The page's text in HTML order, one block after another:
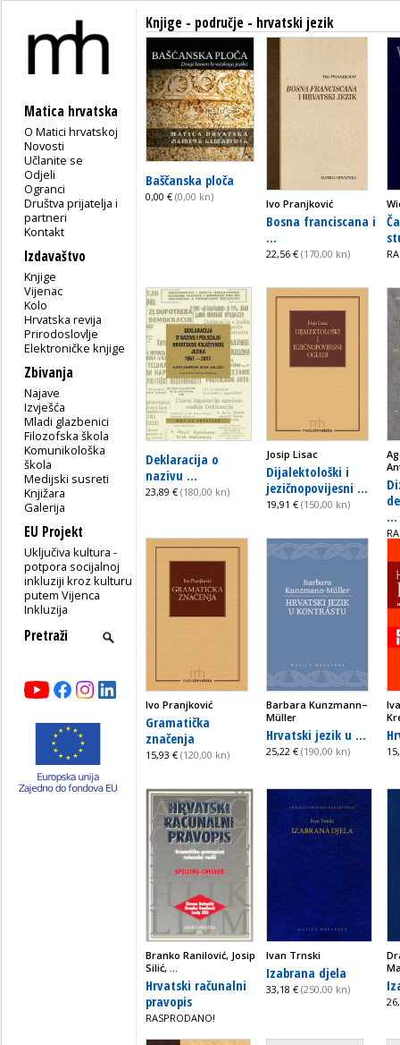
Matica hrvatska
O Matici hrvatskoj
Novosti
Učlanite se
Odjeli
Ogranci
Društva prijatelja i
partneri
Kontakt
Izdavaštvo
Knjige
Vijenac
Kolo
Hrvatska revija
Prirodoslovlje
Elektroničke knjige
Zbivanja
Najave
Izvješća
Mladi glazbenici
Filozofska škola
Komunikološka
škola
Medijski susreti
Knjižara
Galerija
EU Projekt
Uključiva kultura -
potpora socijalnoj
inkluziji kroz kulturu
putem Vijenca
Inkluzija
Knjige - područje - hrvatski jezik
Baščanska ploča
0,00 € (0,00 kn)
Ivo Pranjković
Bosna franciscana i
...
22,56 € (170,00 kn)
Deklaracija o
nazivu ...
23,89 € (180,00 kn)
Josip Lisac
Dijalektološki i
jezičnopovijesni ...
19,91 € (150,00 kn)
...
Ivo Pranjković
Gramatička
značenja
15,93 € (120,00 kn)
Barbara Kunzmann–
Müller
Hrvatski jezik u ...
25,22 € (190,00 kn)
Branko Ranilović, Josip
Silić, ...
Hrvatski računalni
pravopis
RASPRODANO!
Ivan Trnski
Izabrana djela
33,18 € (250,00 kn)